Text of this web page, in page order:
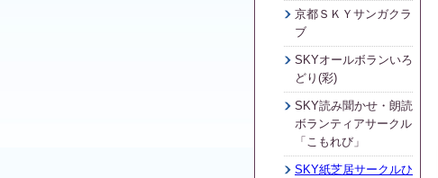
京都ＳＫＹサンガクラ
ブ
SKYオールボランいろ
どり(彩)
SKY読み聞かせ・朗読
ボランティアサークル
「こもれび」
SKY紙芝居サークルひ